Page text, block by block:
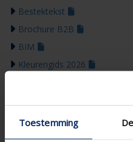
Toestemming
Bestektekst
Brochure B2B
BIM
Kleurengids 2026